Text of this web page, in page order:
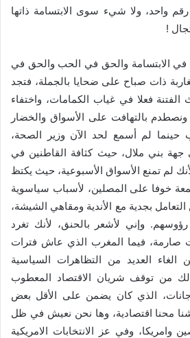
واحد، ولا شيء سوى الابتسامة ذاتها
!
في الابتسامة والحق في الحب والحق في
ذات صباح على ضحايا بالجملة، فتجد
الفتنة فعلا في غياب الكمامات، واختفاء
ونصطدم بالتهافت على الأسواق والخضار
حينما لم أسمع لحد الآن وزير الصحة،
جهة بني ملال، حيث كثافة القاطنين في
لم تمنع الأسواق الأسبوعية، حيث يكتظ
خوفا على المصلين، لأسباب سياسوية
بجدية مع الأندية ومقاهي الشيشة،
وإني لأشعر بالحنق، لأنك تغرد
صارمة، فيما المغرب الذي عاش فترات
العديد من التظاهرات السياسية
من توقف شريان الاقتصاد المعطوب
الذي كان يضمن على الأقل بعض
محنا اقتصادية، وها نحن نعيش في ظل
وفي عز الانتخابات الامريكية